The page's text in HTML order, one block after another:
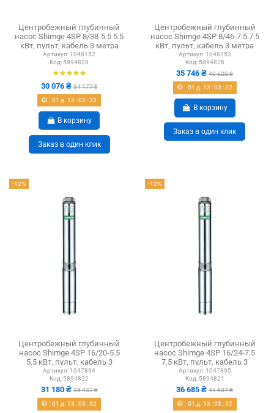
Центробежный глубинный
насос Shimge 4SP 8/38-5.5 5.5
кВт, пульт, кабель 3 метра
Артикул: 1048152
Код: 5894828
30 076 ₴34 177 ₴
01 д. 13 :03 :31
В корзину
Заказ в один клик
Центробежный глубинный
насос Shimge 4SP 8/46-7.5 7.5
кВт, пульт, кабель 3 метра
Артикул: 1048153
Код: 5894826
35 746 ₴40 620 ₴
01 д. 13 :03 :31
В корзину
Заказ в один клик
-12%
Центробежный глубинный
насос Shimge 4SP 16/20-5.5
5.5 кВт, пульт, кабель 3
метра
Артикул: 1047894
Код: 5894822
31 180 ₴35 432 ₴
01 д. 13 :03 :31
-12%
Центробежный глубинный
насос Shimge 4SP 16/24-7.5
7.5 кВт, пульт, кабель 3
метра
Артикул: 1047895
Код: 5894821
36 685 ₴41 687 ₴
01 д. 13 :03 :31